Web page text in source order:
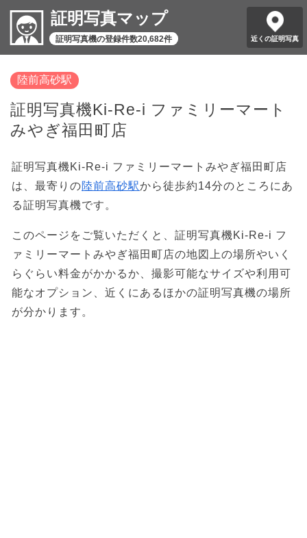
証明写真マップ
証明写真機の登録件数20,682件 近くの証明写真
陸前高砂駅
証明写真機Ki-Re-i ファミリーマート
みやぎ福田町店
証明写真機Ki-Re-i ファミリーマートみやぎ福田町店
は、最寄りの陸前高砂駅から徒歩約14分のところにあ
る証明写真機です。
このページをご覧いただくと、証明写真機Ki-Re-i フ
ァミリーマートみやぎ福田町店の地図上の場所やいく
らぐらい料金がかかるか、撮影可能なサイズや利用可
能なオプション、近くにあるほかの証明写真機の場所
が分かります。